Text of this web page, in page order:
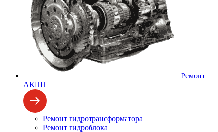
Ремонт
АКПП
Ремонт гидротрансформатора
Ремонт гидроблока